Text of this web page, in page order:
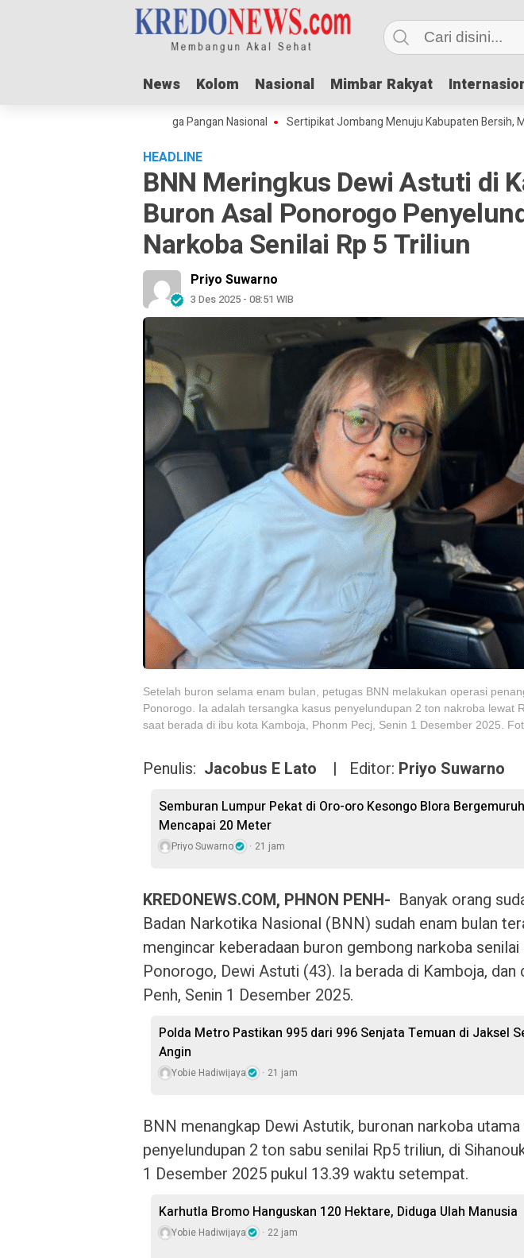
News Kolom Nasional Mimbar Rakyat
News Kolom Nasional Mimbar Rakyat
Dorong Lonjakan Harga Pangan Nasional Sertipikat Jombang Menuju Kabupaten Bersih, Masuk 16
HEADLINE
BNN Meringkus Dewi Astuti di
Buron Asal Ponorogo
Narkoba Senilai Rp 5 Triliun
Priyo Suwarno
3 Des 2025 - 08:51 WIB
Setelah buron selama enam bulan, petugas BNN melakukan operasi
Ponorogo. Ia adalah tersangka kasus penyelundupan 2 ton nakroba lewat
saat berada di ibu kota Kamboja, Phonm Pecj, Senin 1 Desember 2025.
Penulis: Jacobus E Lato | Editor: Priyo Suwarno
Semburan Lumpur Pekat di Oro-oro Kesongo Blora Bergemuruh
Mencapai 20 Meter
Priyo Suwarno 21 jam
KREDONEWS.COM, PHNON PENH- Banyak orang
Badan Narkotika Nasional (BNN) sudah enam bulan
mengincar keberadaan buron gembong narkoba
Ponorogo, Dewi Astuti (43). Ia berada di Kamboja, dan
Penh, Senin 1 Desember 2025.
Polda Metro Pastikan 995 dari 996 Senjata Temuan di Jaksel
Angin
Yobie Hadiwijaya 21 jam
BNN menangkap Dewi Astutik, buronan narkoba
penyelundupan 2 ton sabu senilai Rp5 triliun, di
1 Desember 2025 pukul 13.39 waktu setempat.
Karhutla Bromo Hanguskan 120 Hektare, Diduga Ulah Manusia
Yobie Hadiwijaya 22 jam